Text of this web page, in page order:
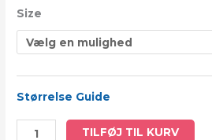
Size
Størrelse Guide
TILFØJ TIL KURV